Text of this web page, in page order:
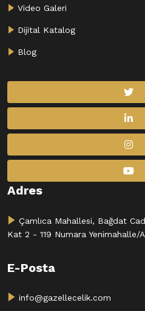
Video Galeri
Dijital Katalog
Blog
Adres
Çamlıca Mahallesi, Bağdat
Kat 2 - 119 Numara Yenimahalle/
E-Posta
info@gazellecelik.com